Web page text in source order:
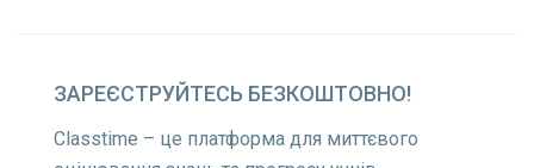
ЗАРЕЄСТРУЙТЕСЬ БЕЗКОШТОВНО!
Classtime – це платформа для миттєвого